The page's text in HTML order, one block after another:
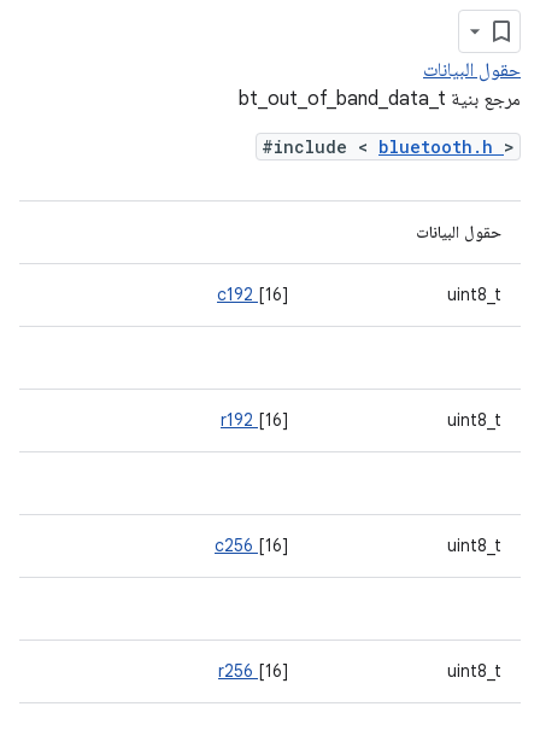
حقول البيانات
مرجع بنية bt_out_of_band_data_t
#include < bluetooth.h >
حقول البيانات
uint8_t
c192 [16]
uint8_t
r192 [16]
uint8_t
c256 [16]
uint8_t
r256 [16]